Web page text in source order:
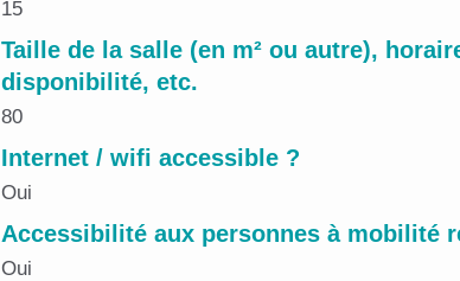
15
Taille de la salle (en m² ou autre),
disponibilité, etc.
80
Internet / wifi accessible ?
Oui
Accessibilité aux personnes à mobilité
Oui